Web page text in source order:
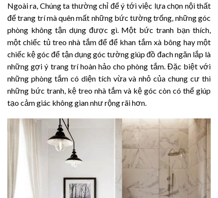
Ngoài ra, Chúng ta thường chỉ để ý tới việc lựa chọn nội thất
để trang trí mà quên mất những bức tường trống, những góc
phòng không tận dụng được gì. Một bức tranh bạn thích,
một chiếc tủ treo nhà tắm để để khan tắm xà bông hay một
chiếc kệ góc để tận dụng góc tường giúp đồ đach ngăn lắp là
những gợi ý trang trí hoàn hảo cho phòng tắm. Đặc biệt với
những phòng tắm có diện tích vừa và nhỏ của chung cư thì
những bức tranh, kệ treo nhà tắm và kệ góc còn có thể giúp
tạo cảm giác không gian như rộng rãi hơn.